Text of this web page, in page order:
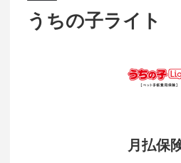
うちの子ライト
月払保